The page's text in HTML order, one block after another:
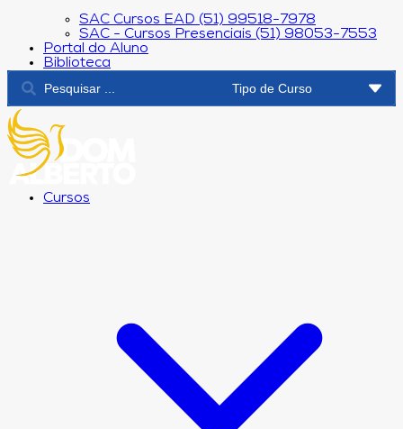
SAC Cursos EAD (51) 99518-7978
SAC - Cursos Presenciais (51) 98053-7553
Portal do Aluno
Biblioteca
Cursos